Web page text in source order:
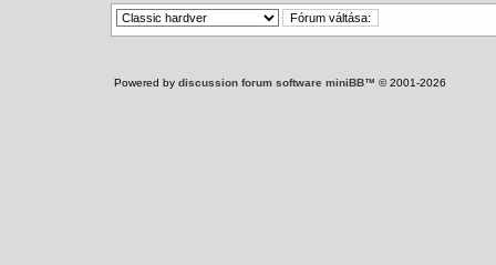
Powered by discussion forum software miniBB™ © 2001-2026